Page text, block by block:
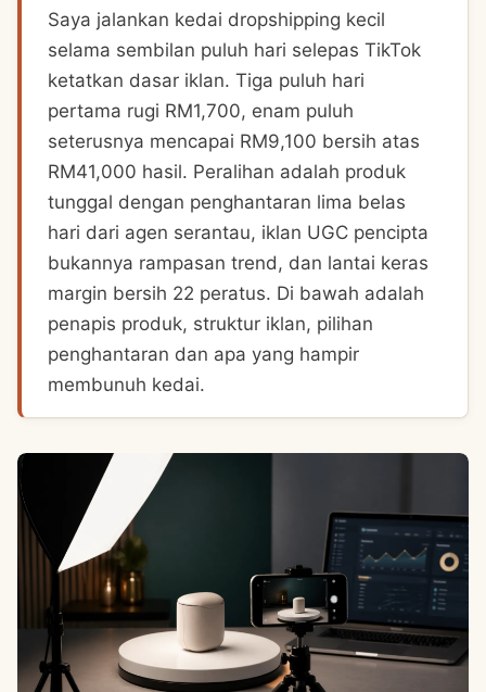
Saya jalankan kedai dropshipping kecil
selama sembilan puluh hari selepas TikTok
ketatkan dasar iklan. Tiga puluh hari
pertama rugi RM1,700, enam puluh
seterusnya mencapai RM9,100 bersih atas
RM41,000 hasil. Peralihan adalah produk
tunggal dengan penghantaran lima belas
hari dari agen serantau, iklan UGC pencipta
bukannya rampasan trend, dan lantai keras
margin bersih 22 peratus. Di bawah adalah
penapis produk, struktur iklan, pilihan
penghantaran dan apa yang hampir
membunuh kedai.